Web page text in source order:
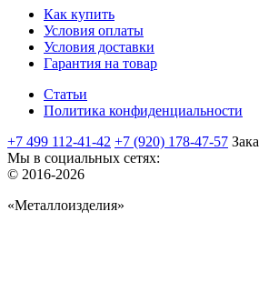
Как купить
Условия оплаты
Условия доставки
Гарантия на товар
Статьи
Политика конфиденциальности
+7 499 112-41-42 +7 (920) 178-47-57
Мы в социальных сетях:
© 2016-2026
«Металлоизделия»